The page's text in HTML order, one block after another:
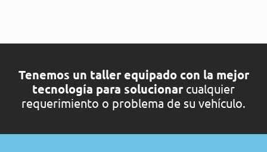
Tenemos un taller equipado con la mejor
tecnología para solucionarcualquier
requerimiento o problema de su vehículo.